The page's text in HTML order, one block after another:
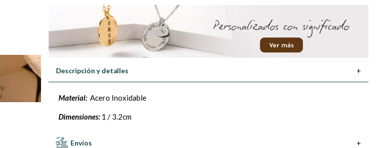
Descripción y detalles +
Material:Acero Inoxidable
Dimensiones: 1 / 3.2cm
Envíos +